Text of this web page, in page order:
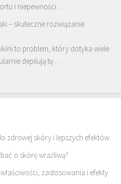
i niepewności …
– skuteczne rozwiązanie
to problem, który dotyka wiele
depilują tę …
zdrowej skóry i lepszych efektów
o skórę wrażliwą?
zastosowania i efekty